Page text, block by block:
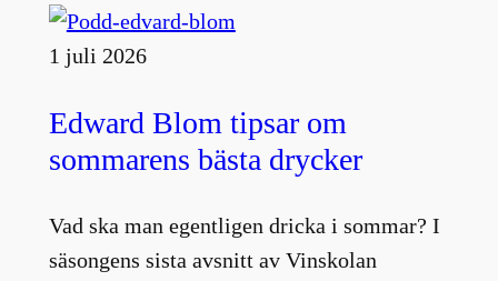
1 juli 2026
Edward Blom tipsar om
sommarens bästa drycker
Vad ska man egentligen dricka i sommar? I
säsongens sista avsnitt av Vinskolan